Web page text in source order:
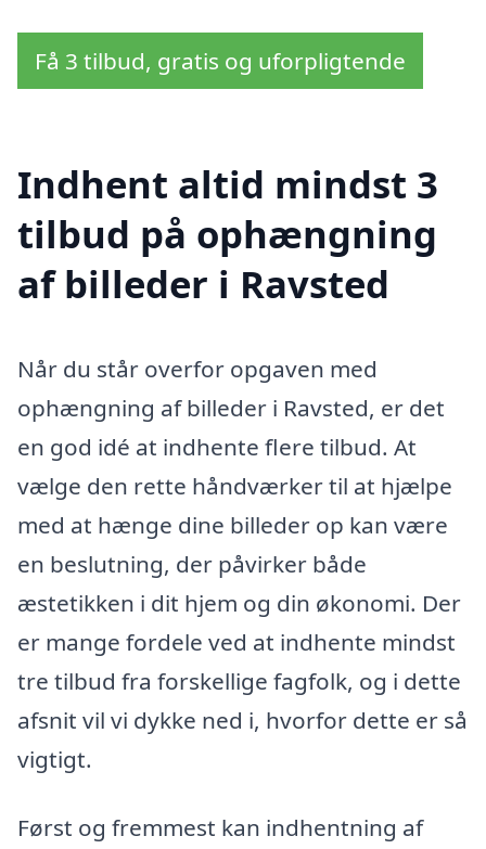
Få 3 tilbud, gratis og uforpligtende
Indhent altid mindst 3
tilbud på ophængning
af billeder i Ravsted
Når du står overfor opgaven med
ophængning af billeder i Ravsted, er det
en god idé at indhente flere tilbud. At
vælge den rette håndværker til at hjælpe
med at hænge dine billeder op kan være
en beslutning, der påvirker både
æstetikken i dit hjem og din økonomi. Der
er mange fordele ved at indhente mindst
tre tilbud fra forskellige fagfolk, og i dette
afsnit vil vi dykke ned i, hvorfor dette er så
vigtigt.
Først og fremmest kan indhentning af